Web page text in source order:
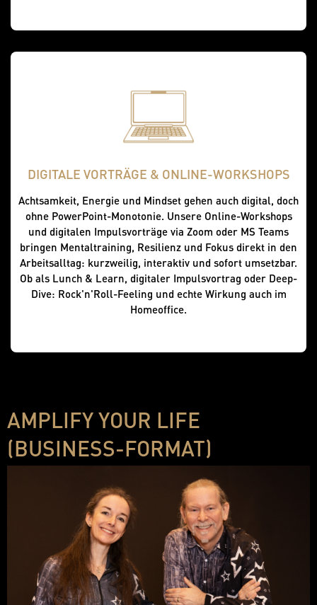
DIGITALE VORTRÄGE & ONLINE-WORKSHOPS
Achtsamkeit, Energie und Mindset gehen auch digital, doch
ohne PowerPoint-Monotonie. Unsere Online-Workshops
und digitalen Impulsvorträge via Zoom oder MS Teams
bringen Mentaltraining, Resilienz und Fokus direkt in den
Arbeitsalltag: kurzweilig, interaktiv und sofort umsetzbar.
Ob als Lunch & Learn, digitaler Impulsvortrag oder Deep-
Dive: Rock'n'Roll-Feeling und echte Wirkung auch im
Homeoffice.
AMPLIFY YOUR LIFE
(BUSINESS-FORMAT)